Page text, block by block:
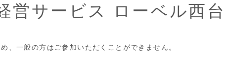
営サービス ローベル西台
、一般の方はご参加いただくことができません。